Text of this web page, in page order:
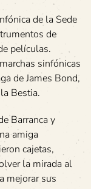
de la Sede
de
películas.
sinfónicas
de James Bond,
Bestia.
Barranca y
amiga
cajetas,
la mirada al
mejorar sus